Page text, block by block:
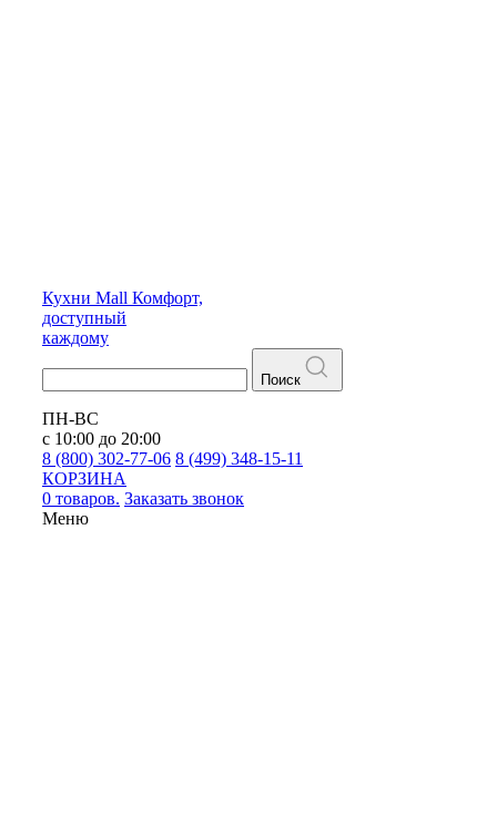
Кухни Mall Комфорт,
доступный
каждому
Поиск
ПН-ВС
с 10:00 до 20:00
8 (800) 302-77-06 8 (499) 348-15-11
КОРЗИНА
0 товаров. Заказать звонок
Меню